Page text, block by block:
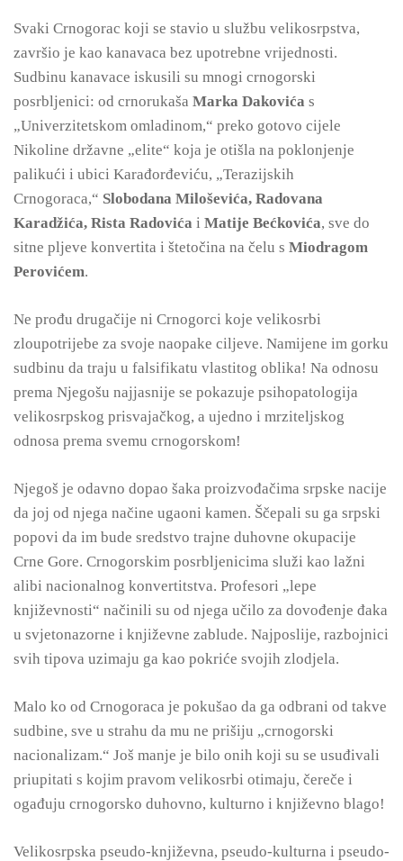
Svaki Crnogorac koji se stavio u službu velikosrpstva,
završio je kao kanavaca bez upotrebne vrijednosti.
Sudbinu kanavace iskusili su mnogi crnogorski
posrbljenici: od crnorukaša Marka Dakovića s
„Univerzitetskom omladinom,“ preko gotovo cijele
Nikoline državne „elite“ koja je otišla na poklonjenje
palikući i ubici Karađorđeviću, „Terazijskih
Crnogoraca,“ Slobodana Miloševića, Radovana
Karadžića, Rista Radovića i Matije Bećkovića, sve do
sitne pljeve konvertita i štetočina na čelu s Miodragom
Perovićem.
Ne prođu drugačije ni Crnogorci koje velikosrbi
zloupotrijebe za svoje naopake ciljeve. Namijene im gorku
sudbinu da traju u falsifikatu vlastitog oblika! Na odnosu
prema Njegošu najjasnije se pokazuje psihopatologija
velikosrpskog prisvajačkog, a ujedno i mrziteljskog
odnosa prema svemu crnogorskom!
Njegoš je odavno dopao šaka proizvođačima srpske nacije
da joj od njega načine ugaoni kamen. Ščepali su ga srpski
popovi da im bude sredstvo trajne duhovne okupacije
Crne Gore. Crnogorskim posrbljenicima služi kao lažni
alibi nacionalnog konvertitstva. Profesori „lepe
književnosti“ načinili su od njega učilo za dovođenje đaka
u svjetonazorne i književne zablude. Najposlije, razbojnici
svih tipova uzimaju ga kao pokriće svojih zlodjela.
Malo ko od Crnogoraca je pokušao da ga odbrani od takve
sudbine, sve u strahu da mu ne prišiju „crnogorski
nacionalizam.“ Još manje je bilo onih koji su se usuđivali
priupitati s kojim pravom velikosrbi otimaju, čereče i
ogađuju crnogorsko duhovno, kulturno i književno blago!
Velikosrpska pseudo-književna, pseudo-kulturna i pseudo-